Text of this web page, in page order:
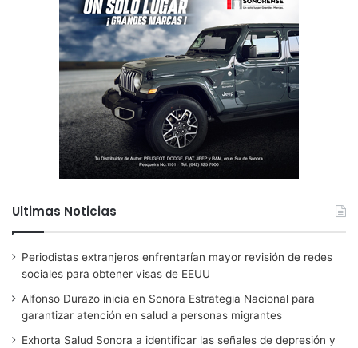
Ultimas Noticias
Periodistas extranjeros enfrentarían mayor revisión de redes
sociales para obtener visas de EEUU
Alfonso Durazo inicia en Sonora Estrategia Nacional para
garantizar atención en salud a personas migrantes
Exhorta Salud Sonora a identificar las señales de depresión y